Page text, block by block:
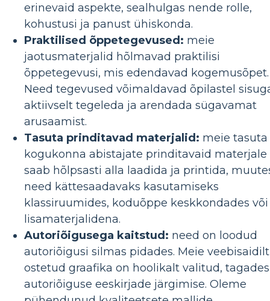
erinevaid aspekte, sealhulgas nende rolle,
kohustusi ja panust ühiskonda.
Praktilised õppetegevused: meie
jaotusmaterjalid hõlmavad praktilisi
õppetegevusi, mis edendavad kogemusõpet.
Need tegevused võimaldavad õpilastel
aktiivselt tegeleda ja arendada sügavamat
arusaamist.
Tasuta prinditavad materjalid: meie tasuta
kogukonna abistajate prinditavaid materjale
saab hõlpsasti alla laadida ja printida,
need kättesaadavaks kasutamiseks
klassiruumides, koduõppe keskkondades või
lisamaterjalidena.
Autoriõigusega kaitstud: need on loodud
autoriõigusi silmas pidades. Meie veebisaidilt
ostetud graafika on hoolikalt valitud, tagades
autoriõiguse eeskirjade järgimise. Oleme